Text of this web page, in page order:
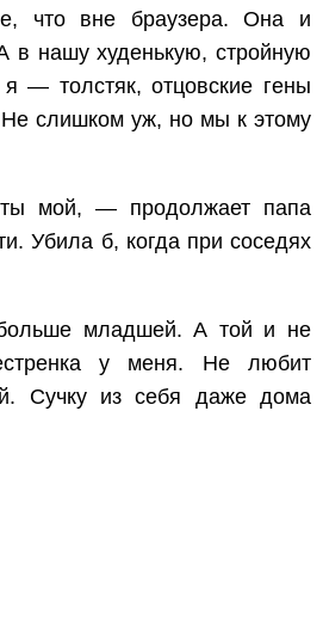
что вне браузера. Она и
в нашу худенькую, стройную
— толстяк, отцовские гены
Не слишком уж, но мы к этому
мой, — продолжает папа
Убила б, когда при соседях
младшей. А той и не
у меня. Не любит
Сучку из себя даже дома